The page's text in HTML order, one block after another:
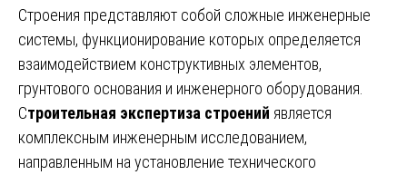
Строения представляют собой сложные инженерные
системы, функционирование которых определяется
взаимодействием конструктивных элементов,
грунтового основания и инженерного оборудования.
Строительная экспертиза строений является
комплексным инженерным исследованием,
направленным на установление технического